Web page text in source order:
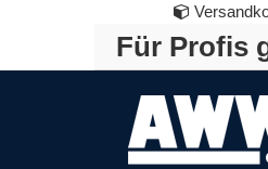
Für Profis